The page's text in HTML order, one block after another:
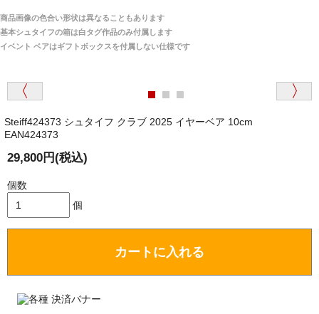
関税はすべて当店にて処理しますのでお客様のご負担
は一切ありません。
商品が届くまでにはどのくらいの期間がかかります
か？
国内で一度検品をしますので、決済確認後、２～４
尚、オーダー注文の場合は４～８週間でのお届けとな
場合がありますので、ご了承の程よろしくお願い致し
ます。）
お取り寄せ商品となっておりますため、仕入先へ発
大阪府 Y・W 様 （男性）
「取り扱っているNetショップで一番信用出来
「ベアちゃんの紹介分が丁寧に書かれていたこ
埼玉県 K・I 様 （女性）
商品画像の色合い形状は異なることもあります
基本シュタイフの箱は白タグ作品のみ付属します
イベント ベアはギフトボックスを付属しない仕様です
Steiff424373 シュタイフ クラブ 2025 イヤーベア 10cm
EAN424373
29,800円(税込)
個数
個
カートに入れる